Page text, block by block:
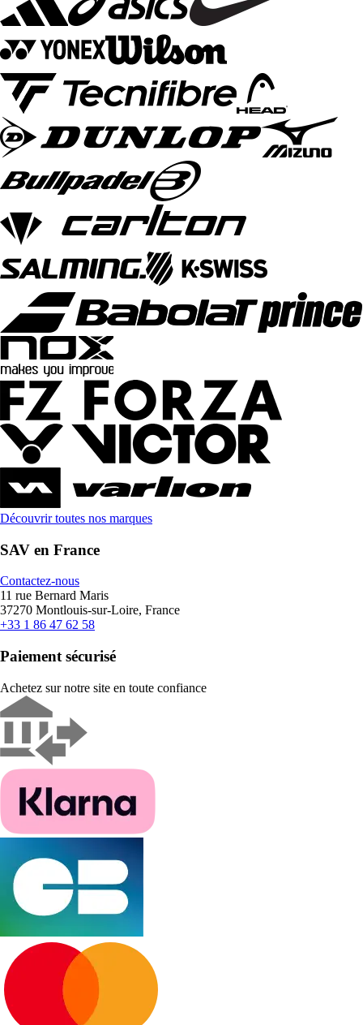
Découvrir toutes nos marques
SAV en France
Contactez-nous
11 rue Bernard Maris
37270 Montlouis-sur-Loire, France
+33 1 86 47 62 58
Paiement sécurisé
Achetez sur notre site en toute confiance